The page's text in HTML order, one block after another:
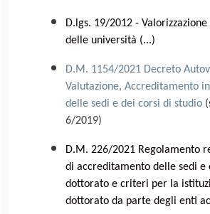
D.lgs. 19/2012 -
delle università (...)
D.M. 1154/2021 Decreto
Valutazione, Accreditamento
delle sedi e dei corsi di studio
6/2019)
D.M. 226/2021 Regolamento
di accreditamento delle sedi e
dottorato e criteri per la
dottorato da parte degli enti